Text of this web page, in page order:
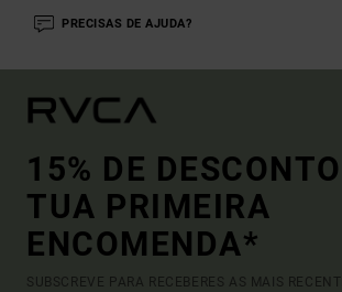
PRECISAS DE AJUDA?
15% DE
TUA PRIMEIRA
ENCOMENDA*
SUBSCREVE PARA RECEBERES AS MAIS